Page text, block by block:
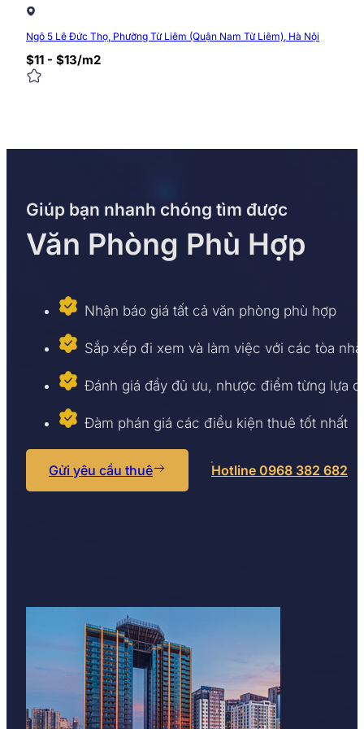
Ngõ 5 Lê Đức Thọ, Phường Từ Liêm (Quận Nam Từ Liêm), Hà Nội
$11 - $13/m2
Giúp bạn nhanh chóng tìm được
Văn Phòng Phù Hợp
Nhận báo giá tất cả văn phòng phù hợp
Sắp xếp đi xem và làm việc với các tòa nhà
Đánh giá đầy đủ ưu, nhược điểm từng lựa
Đàm phán giá các điều kiện thuê tốt nhất
Gửi yêu cầu thuê Hotline 0968 382 682